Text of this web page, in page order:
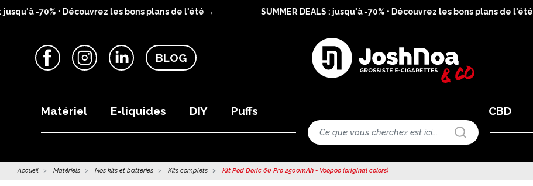
-70% • Découvrez les bons plans de l'été → SUMMER DEALS : jusqu'à -70% • Découvrez les bons plans de l'été →
BLOG
Matériel E-liquides DIY Puffs CBD
Accueil Matériels Nos kits et batteries Kits complets Kit Pod Doric 60 Pro 2500mAh - Voopoo (original colors)